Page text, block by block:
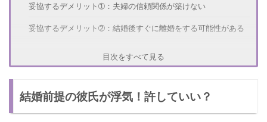
妥協するデメリット➀：夫婦の信頼関係が築けない
妥協するデメリット➁：結婚後すぐに離婚をする可能性がある
上手に別れる方法➁：両親を交えて別れを切り出す
別れた後が不安...本当に大丈夫？
目次をすべて見る
結婚前提の彼氏が浮気！許していい？